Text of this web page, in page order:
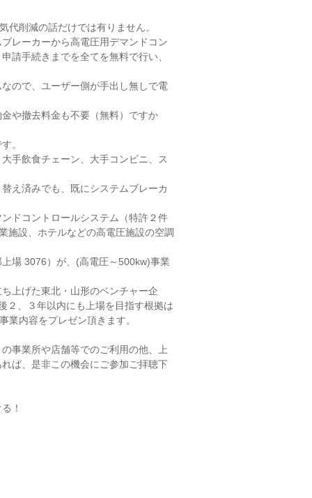
代削減の話だけでは有りません。
レーカーから高電圧用デマンドコン
請手続きまでを全てを無料で行い、
ので、ユーザー側が手出し無しで電
や撤去料金も不要（無料）ですか
。
手飲食チェーン、大手コンビニ、ス
え済みでも、既にシステムブレーカ
ドコントロールシステム（特許２件
施設、ホテルなどの高電圧施設の空調
場 3076）が、(高電圧～500kw)事業
上げた東北・山形のベンチャー企
２、３年以内にも上場を目指す根拠は
業内容をプレゼン頂きます。
事業所や店舗等でのご利用の他、上
ば、是非この機会にご参加ご拝聴下
！